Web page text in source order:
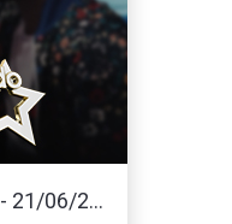
21/06/2...